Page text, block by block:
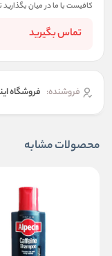
کافیست با ما در میان بگذارید
تماس بگیرید
فروشنده: فروشگاه
محصولات مشابه